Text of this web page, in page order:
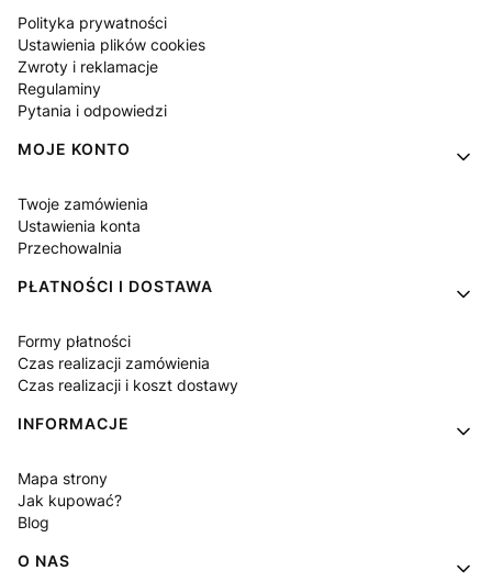
Polityka prywatności
Ustawienia plików cookies
Zwroty i reklamacje
Regulaminy
Pytania i odpowiedzi
MOJE KONTO
Twoje zamówienia
Ustawienia konta
Przechowalnia
PŁATNOŚCI I DOSTAWA
Formy płatności
Czas realizacji zamówienia
Czas realizacji i koszt dostawy
INFORMACJE
Mapa strony
Jak kupować?
Blog
O NAS